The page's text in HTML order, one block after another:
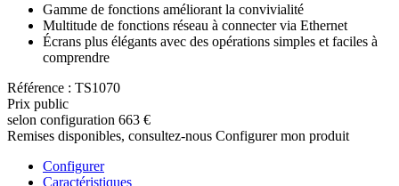
Gamme de fonctions améliorant la convivialité
Multitude de fonctions réseau à connecter via Ethernet
Écrans plus élégants avec des opérations simples et faciles à
comprendre
Référence : TS1070
Prix public
selon configuration 663 €
Remises disponibles, consultez-nous Configurer mon produit
Configurer
Caractéristiques